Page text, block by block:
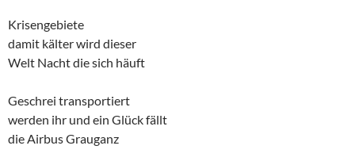
Krisengebiete
damit kälter wird dieser
Welt Nacht die sich häuft
Geschrei transportiert
werden ihr und ein Glück fällt
die Airbus Grauganz